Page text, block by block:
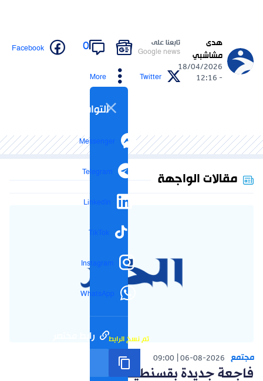
هدى
مشاشبي
18/04/2026
- 12:16
تابعنا على
Google news
0
Facebook
Twitter
More
التواصل الاجتماعي
Messenger
Telegram
LinkedIn
TikTok
Instagram
WhatsApp
رابط مختصر تم نسخ الرابط
مقالات الواجهة
مجتمع 06-08-2026
09:00
فاجعة جديدة بقسنطينة